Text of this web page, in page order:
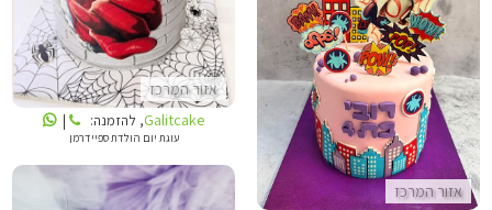
אזור המרכז
Galitcake, להזמנה: |
עוגת יום הולדת ספיידרמן
אזור המרכז
דנה'לה